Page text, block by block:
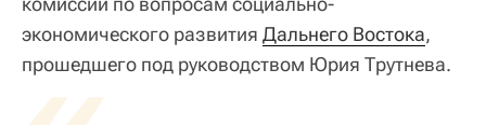
экономического развития Дальнего Востока,
прошедшего под руководством Юрия Трутнева.